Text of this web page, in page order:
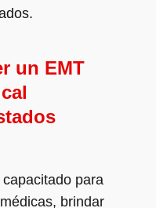
un EMT
para
brindar